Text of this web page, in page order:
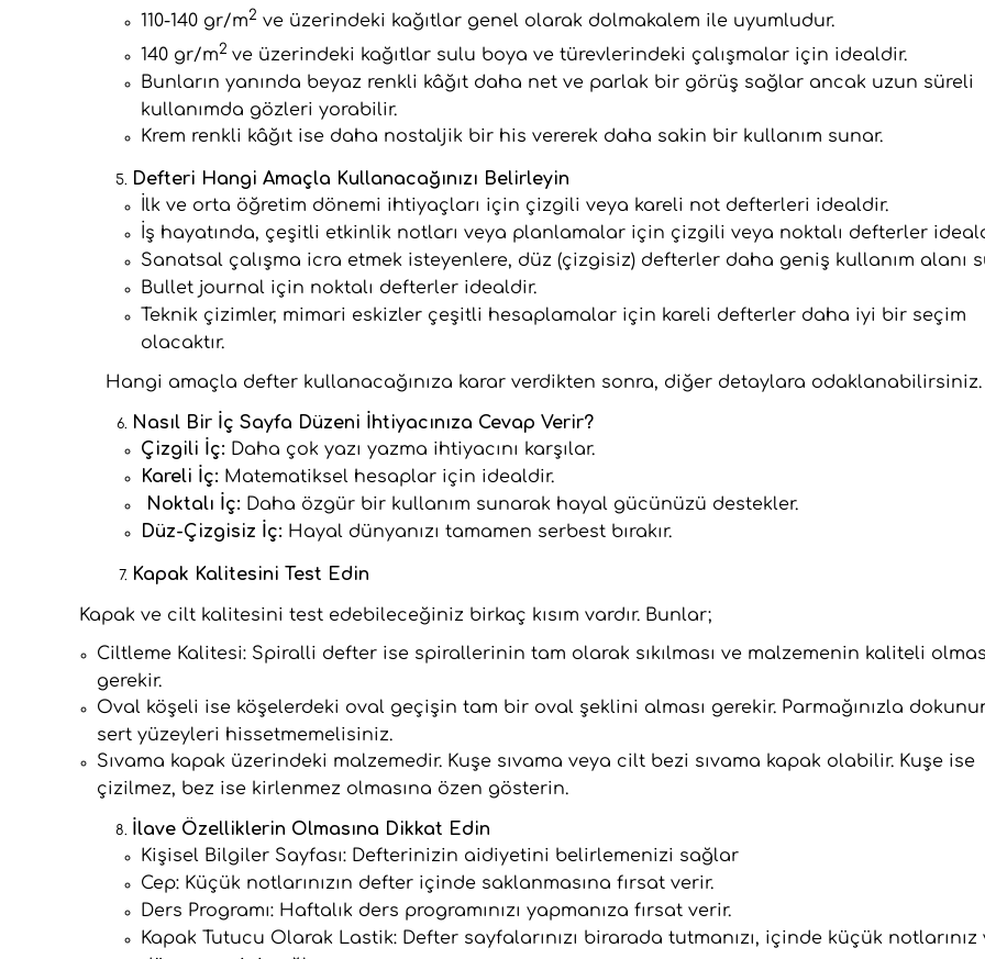
110-140 gr/m2 ve üzerindeki kağıtlar genel olarak dolmakalem ile uyumludur.
140 gr/m2 ve üzerindeki kağıtlar sulu boya ve türevlerindeki çalışmalar için idealdir.
Bunların yanında beyaz renkli kâğıt daha net ve parlak bir görüş sağlar ancak uzun süreli
kullanımda gözleri yorabilir.
Krem renkli kâğıt ise daha nostaljik bir his vererek daha sakin bir kullanım sunar.
Defteri Hangi Amaçla Kullanacağınızı Belirleyin
İlk ve orta öğretim dönemi ihtiyaçları için çizgili veya kareli not defterleri idealdir.
İş hayatında, çeşitli etkinlik notları veya planlamalar için çizgili veya noktalı defterler
Sanatsal çalışma icra etmek isteyenlere, düz (çizgisiz) defterler daha geniş kullanım alanı
Bullet journal için noktalı defterler idealdir.
Teknik çizimler, mimari eskizler çeşitli hesaplamalar için kareli defterler daha iyi bir seçim
olacaktır.
Hangi amaçla defter kullanacağınıza karar verdikten sonra, diğer detaylara odaklanabilirsiniz.
Nasıl Bir İç Sayfa Düzeni İhtiyacınıza Cevap Verir?
Çizgili İç: Daha çok yazı yazma ihtiyacını karşılar.
Kareli İç: Matematiksel hesaplar için idealdir.
Noktalı İç: Daha özgür bir kullanım sunarak hayal gücünüzü destekler.
Düz-Çizgisiz İç: Hayal dünyanızı tamamen serbest bırakır.
Kapak Kalitesini Test Edin
Kapak ve cilt kalitesini test edebileceğiniz birkaç kısım vardır. Bunlar;
Ciltleme Kalitesi: Spiralli defter ise spirallerinin tam olarak sıkılması ve malzemenin kaliteli
gerekir.
Oval köşeli ise köşelerdeki oval geçişin tam bir oval şeklini alması gerekir. Parmağınızla
sert yüzeyleri hissetmemelisiniz.
Sıvama kapak üzerindeki malzemedir. Kuşe sıvama veya cilt bezi sıvama kapak olabilir. Kuşe ise
çizilmez, bez ise kirlenmez olmasına özen gösterin.
İlave Özelliklerin Olmasına Dikkat Edin
Kişisel Bilgiler Sayfası: Defterinizin aidiyetini belirlemenizi sağlar
Cep: Küçük notlarınızın defter içinde saklanmasına fırsat verir.
Ders Programı: Haftalık ders programınızı yapmanıza fırsat verir.
Kapak Tutucu Olarak Lastik: Defter sayfalarınızı birarada tutmanızı, içinde küçük notlarınız